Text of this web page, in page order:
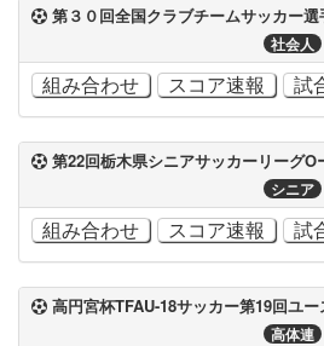
第３０回全国クラブチームサッカー
社会人
組み合わせ スコア速報 試
第22回栃木県シニアサッカーリーグO
シニア
組み合わせ スコア速報 試
高円宮杯TFAU-18サッカー第19回ユ
高体連